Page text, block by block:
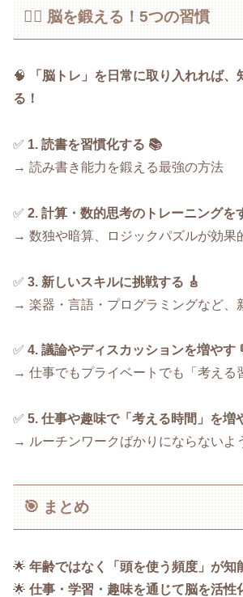
🏋️‍♂️ 脳を鍛える！5つの習慣
🧠
「脳トレ」を日常に取り入れれば
る！
✅ 1. 読書を習慣化する 📚
→ 読み書き能力を鍛える最強の方法
✅ 2. 計算・数的思考のトレーニングを
→ 数独や暗算、ロジックパズルが効果
✅ 3. 新しいスキルに挑戦する 🎸
→ 楽器・言語・プログラミングなど、
✅ 4. 議論やディスカッションを増やす
→ 仕事でもプライベートでも「考える
✅ 5. 仕事や趣味で「考える時間」を増
→ ルーチンワークばかりにならないよ
🎯 まとめ
🌟 年齢ではなく「頭を使う頻度」が知
🌟 仕事・学習・趣味を通じて脳を活性